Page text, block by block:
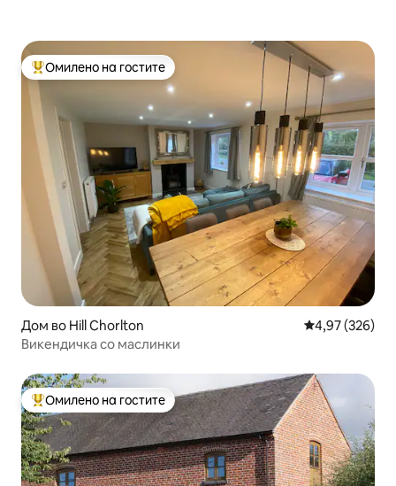
Меѓу најуспешните „Омилени на гостите“
Омилено на гостите
Дом во Hill Chorlton Просечна
4,97 (326)
Викендичка со маслинки
Меѓу најуспешните „Омилени на гостите“
Омилено на гостите